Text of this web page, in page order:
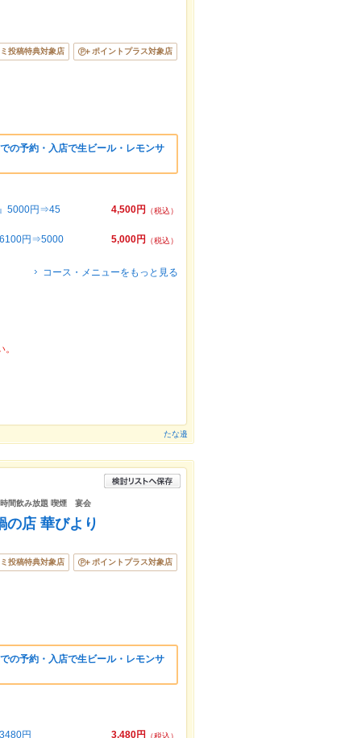
投稿特典対象店 ポイントプラス対象店
の予約・入店で生ビール・レモンサ
4,500円
（税込）
』5000円⇒45
5,000円
（税込）
6100円⇒5000
コース・メニューをもっと見る
たな邉
間飲み放題 喫煙 宴会
の店 華びより
投稿特典対象店 ポイントプラス対象店
の予約・入店で生ビール・レモンサ
3,480円
（税込）
円